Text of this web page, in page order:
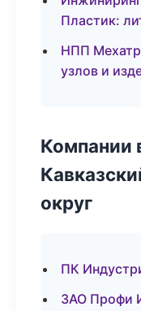
Пластик:
НПП
узлов и
Компании
округ
ПК
ЗАО Профи